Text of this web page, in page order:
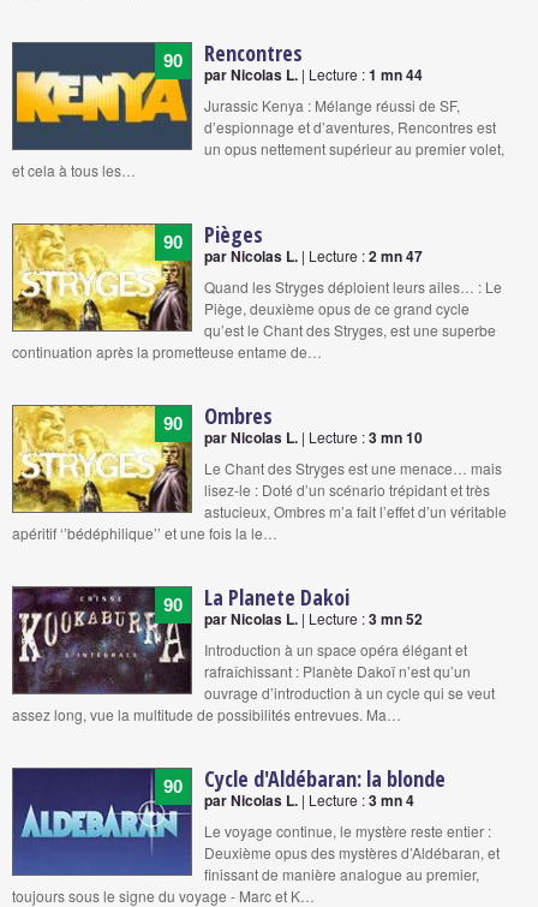
90 Rencontres
par Nicolas L. | Lecture :1 mn 44
Jurassic Kenya : Mélange réussi de SF,
d’espionnage et d’aventures, Rencontres est
un opus nettement supérieur au premier volet,
et cela à tous les…
90 Pièges
par Nicolas L. | Lecture :2 mn 47
Quand les Stryges déploient leurs ailes… : Le
Piège, deuxième opus de ce grand cycle
qu’est le Chant des Stryges, est une superbe
continuation après la prometteuse entame de…
90 Ombres
par Nicolas L. | Lecture :3 mn 10
Le Chant des Stryges est une menace… mais
lisez-le : Doté d’un scénario trépidant et très
astucieux, Ombres m’a fait l’effet d’un véritable
apéritif ‘’bédéphilique’’ et une fois la le…
90 La Planete Dakoi
par Nicolas L. | Lecture :3 mn 52
Introduction à un space opéra élégant et
rafraîchissant : Planète Dakoï n’est qu’un
ouvrage d’introduction à un cycle qui se veut
assez long, vue la multitude de possibilités entrevues. Ma…
90 Cycle d'Aldébaran: la blonde
par Nicolas L. | Lecture :3 mn 4
Le voyage continue, le mystère reste entier :
Deuxième opus des mystères d’Aldébaran, et
finissant de manière analogue au premier,
toujours sous le signe du voyage - Marc et K…